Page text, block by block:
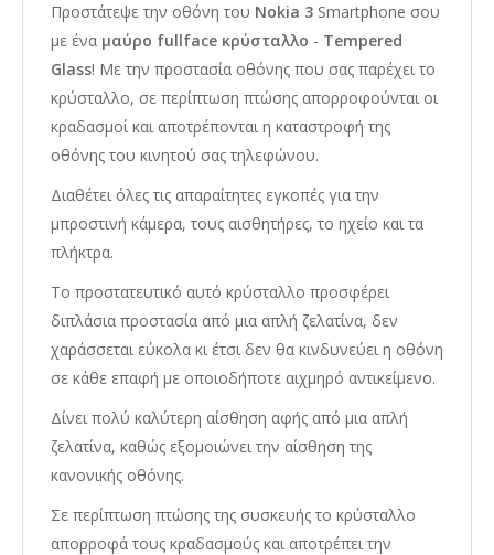
Προστάτεψε την οθόνη του Nokia 3 Smartphone σου
με ένα μαύρο fullface κρύσταλλο - Tempered
Glass! Με την προστασία οθόνης που σας παρέχει το
κρύσταλλο, σε περίπτωση πτώσης απορροφούνται οι
κραδασμοί και αποτρέπονται η καταστροφή της
οθόνης του κινητού σας τηλεφώνου.
Διαθέτει όλες τις απαραίτητες εγκοπές για την
μπροστινή κάμερα, τους αισθητήρες, το ηχείο και τα
πλήκτρα.
Το προστατευτικό αυτό κρύσταλλο προσφέρει
διπλάσια προστασία από μια απλή ζελατίνα, δεν
χαράσσεται εύκολα κι έτσι δεν θα κινδυνεύει η οθόνη
σε κάθε επαφή με οποιοδήποτε αιχμηρό αντικείμενο.
Δίνει πολύ καλύτερη αίσθηση αφής από μια απλή
ζελατίνα, καθώς εξομοιώνει την αίσθηση της
κανονικής οθόνης.
Σε περίπτωση πτώσης της συσκευής το κρύσταλλο
απορροφά τους κραδασμούς και αποτρέπει την